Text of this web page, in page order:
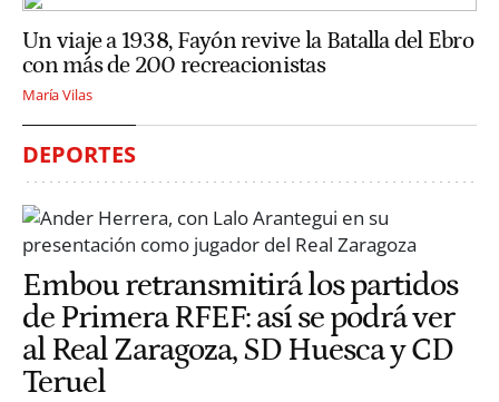
Un viaje a 1938, Fayón revive la Batalla del Ebro
con más de 200 recreacionistas
María Vilas
DEPORTES
Embou retransmitirá los partidos
de Primera RFEF: así se podrá ver
al Real Zaragoza, SD Huesca y CD
Teruel